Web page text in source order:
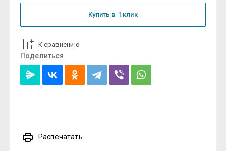
Купить в 1 клик
К сравнению
Поделиться
Распечатать